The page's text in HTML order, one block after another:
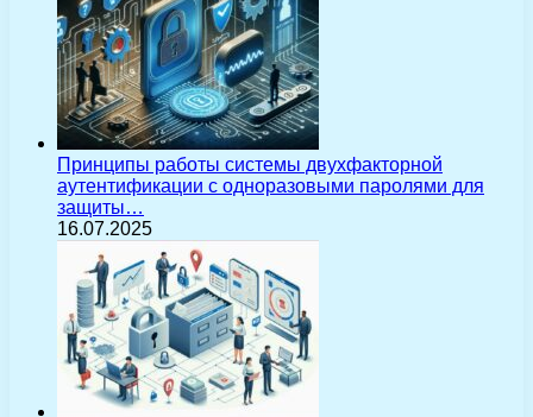
Принципы работы системы двухфакторной
аутентификации с одноразовыми паролями для
защиты…
16.07.2025